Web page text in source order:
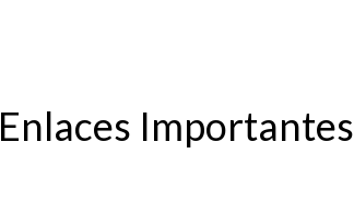
Enlaces Importantes